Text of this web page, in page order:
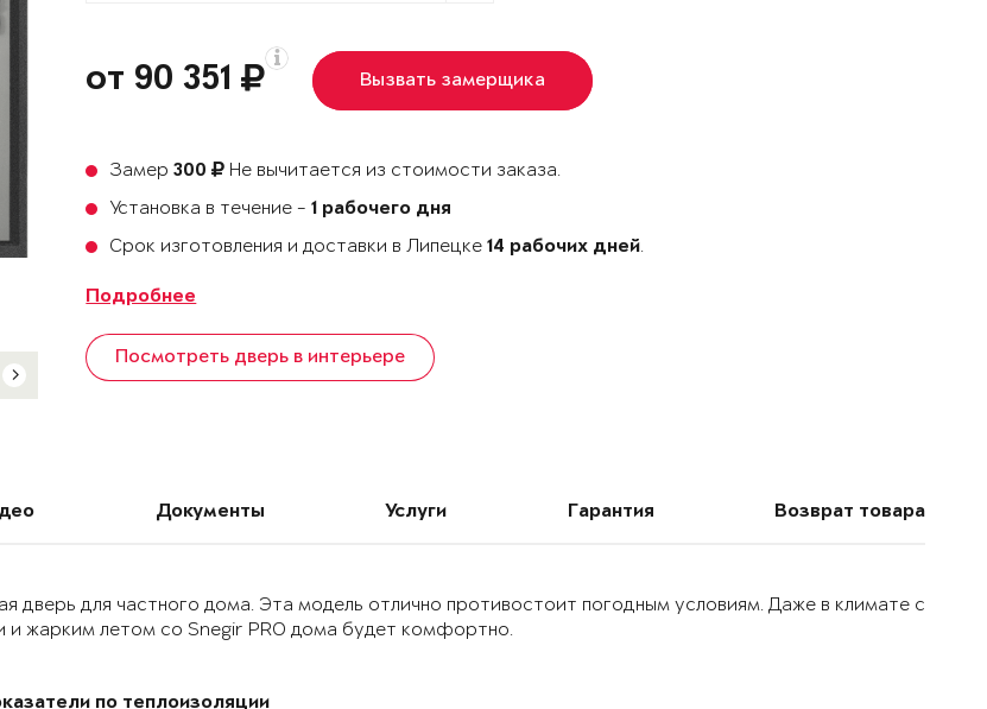
от 90 351 Вызвать замерщика
Замер300
Не вычитается из стоимости заказа.
Установка в течение -1 рабочего дня
Срок изготовления и доставки в Липецке14 рабочих дней.
Подробнее
Посмотреть дверь в интерьере
Документы Услуги Гарантия Возврат товара
дверь для частного дома. Эта модель отлично противостоит погодным условиям. Даже в климате с
и жарким летом со Snegir PRO дома будет комфортно.
по теплоизоляции